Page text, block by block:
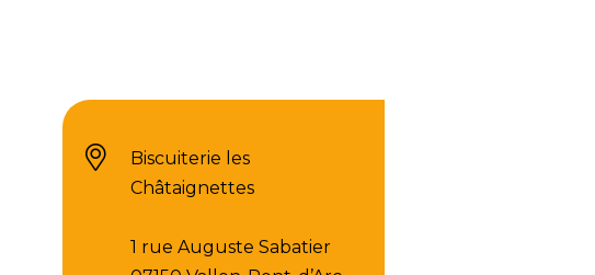
Biscuiterie les
Châtaignettes
1 rue Auguste Sabatier